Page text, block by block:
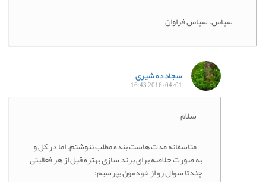
سپاس، سپاس فراوان
سجاد ده شیری
2016/04/01 16:43
سلام
متاسفانه مدت هاست بنده مطلب ننوشتم، اما در کل و
به صورت خلاصه برای برند سازی بهتره قبل از هر فعالیتی
چندتا سوال رو از خودمون بپرسیم: